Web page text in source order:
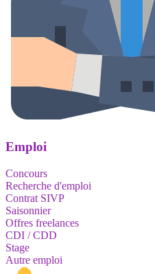
Emploi
Concours
Recherche d'emploi
Contrat SIVP
Saisonnier
Offres freelances
CDI / CDD
Stage
Autre emploi